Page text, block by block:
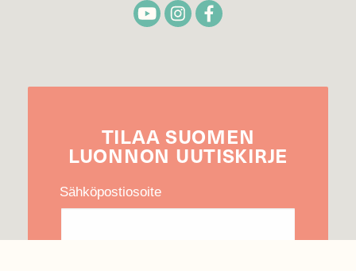
TILAA SUOMEN
LUONNON UUTIS­KIRJE
Sähköpostiosoite